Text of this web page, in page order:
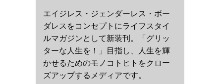
エイジレス・ジェンダーレス・ボー
ダレスをコンセプトにライフスタイ
ルマガジンとして新装刊。「グリッ
ターな人生を！」目指し、人生を輝
かせるためのモノコトヒトをクロー
ズアップするメディアです。